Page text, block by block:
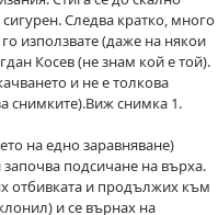
Следва кратко, много
използвате (даже на някои
Косев (не знам кой е той).
и не е толкова
снимките).Виж снимка 1.
на едно заравняване)
започва подсичане на върха.
отбивката и продължих към
и се върнах на